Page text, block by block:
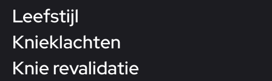
Leefstijl
Knieklachten
Knie revalidatie